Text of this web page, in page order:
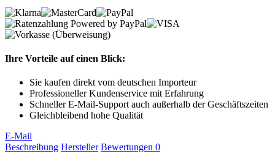
Ihre Vorteile auf einen Blick:
Sie kaufen direkt vom deutschen Importeur
Professioneller Kundenservice mit Erfahrung
Schneller E-Mail-Support auch außerhalb der Geschäftszeiten
Gleichbleibend hohe Qualität
E-Mail
Beschreibung Hersteller Bewertungen 0